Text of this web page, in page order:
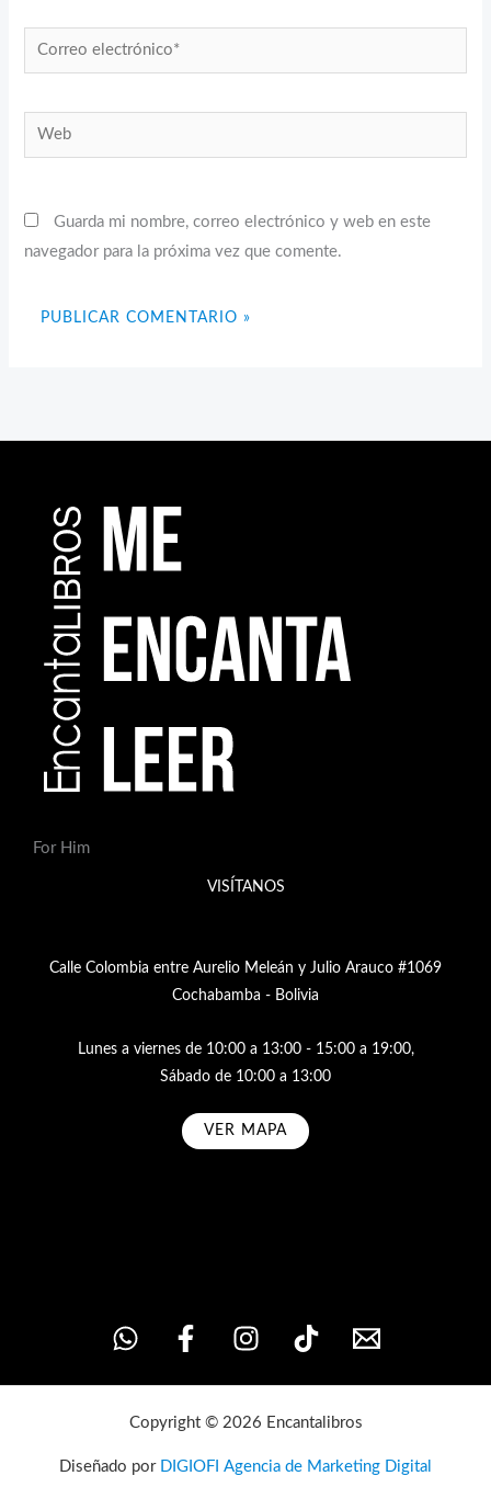
Correo
electrónico*
Web
Guarda mi nombre, correo electrónico y web en este
navegador para la próxima vez que comente.
For Him
VISÍTANOS
Calle Colombia entre Aurelio Meleán y Julio Arauco #1069
Cochabamba - Bolivia
Lunes a viernes de 10:00 a 13:00 - 15:00 a 19:00,
Sábado de 10:00 a 13:00
VER MAPA
Copyright © 2026 Encantalibros
Diseñado por DIGIOFI Agencia de Marketing Digital